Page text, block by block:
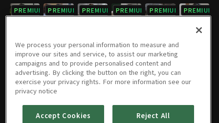
PREMIUM PREMIUM PREMIUM PREMIUM PREMIUM PREMIUM
PREMIUM
19회
09/01/2023 • 33분
PREMIUM
20회
PREMIUM
21회
PREMIUM
22회
PREMIUM
23회 24회
We process your personal information to measure and
improve our sites and service, to assist our marketing
campaigns and to provide personalised content and
advertising. By clicking the button on the right, you can
exercise your privacy rights. For more information see our
privacy notice
Accept Cookies Reject All